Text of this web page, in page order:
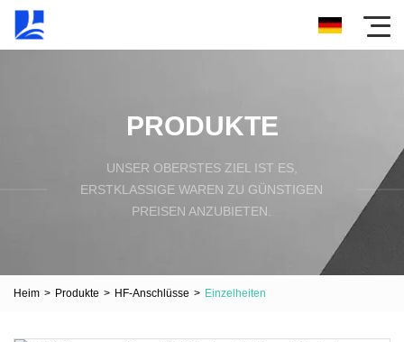
PRODUKTE
UNSER OBERSTES ZIEL IST ES,
ERSTKLASSIGE WAREN ZU GÜNSTIGEN
PREISEN ANZUBIETEN.
Heim > Produkte > HF-Anschlüsse > Einzelheiten